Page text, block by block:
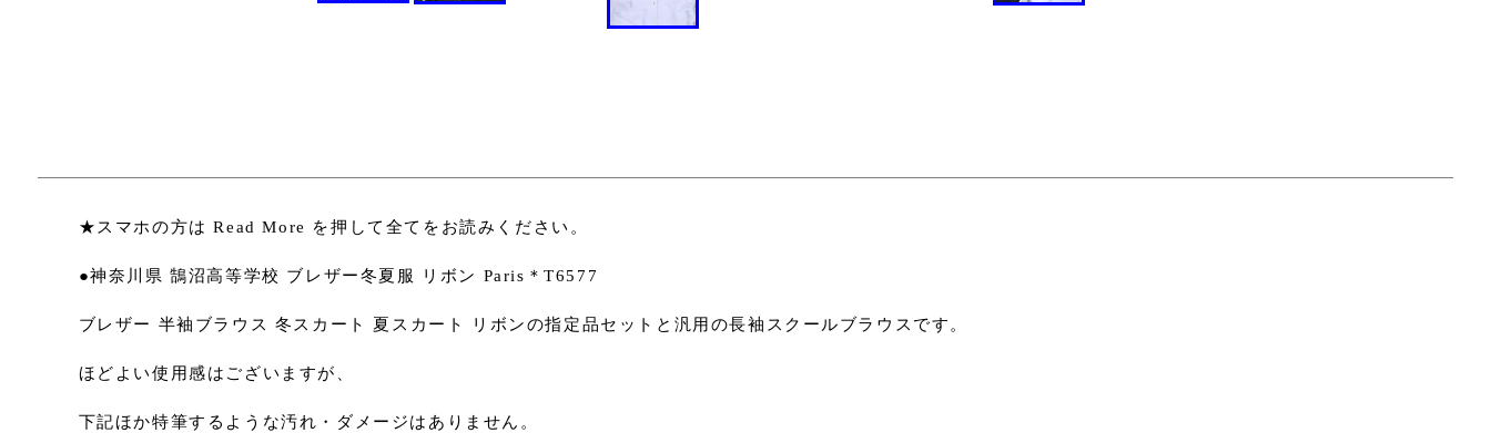
★スマホの方は Read More を押して全てをお読みください。
●神奈川県 鵠沼高等学校 ブレザー冬夏服 リボン Paris＊T6577
ブレザー 半袖ブラウス 冬スカート 夏スカート リボンの指定品セットと汎用の長袖スクールブラウスです。
ほどよい使用感はございますが、
下記ほか特筆するような汚れ・ダメージはありません。